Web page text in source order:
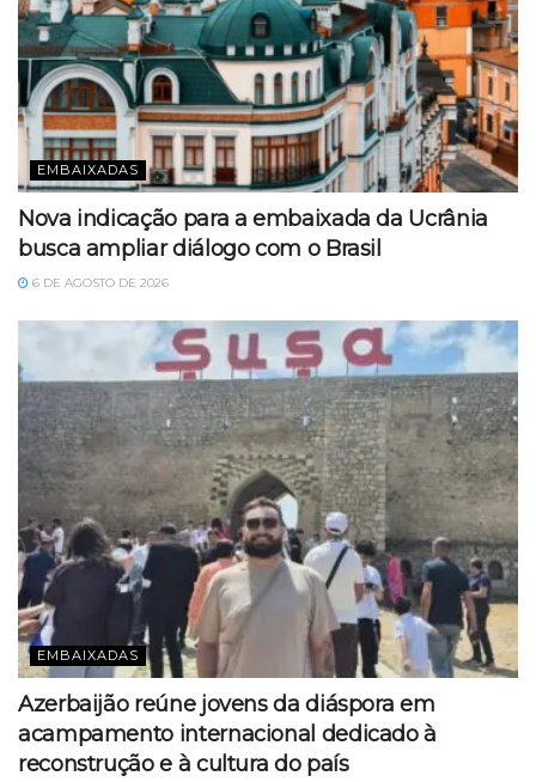
EMBAIXADAS
Nova indicação para a embaixada da Ucrânia
busca ampliar diálogo com o Brasil
6 DE AGOSTO DE 2026
EMBAIXADAS
Azerbaijão reúne jovens da diáspora em
acampamento internacional dedicado à
reconstrução e à cultura do país